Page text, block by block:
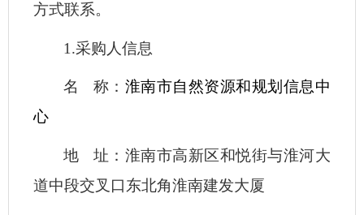
方式联系。
1.采购人信息
名 称： 淮南市自然资源和规划信息中
心
地 址： 淮南市高新区和悦街与淮河大
道中段交叉口东北角淮南建发大厦